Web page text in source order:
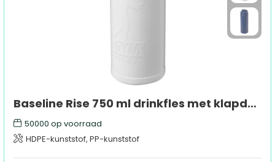
Baseline Rise 750 ml drinkfles met klapdeksel
50000 op voorraad
HDPE-kunststof, PP-kunststof